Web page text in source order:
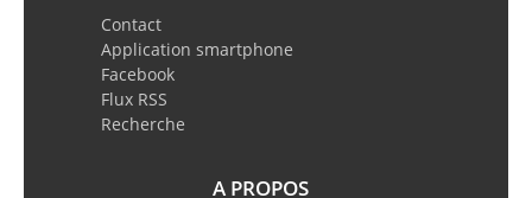
Contact
Application smartphone
Facebook
Flux RSS
Recherche
A PROPOS